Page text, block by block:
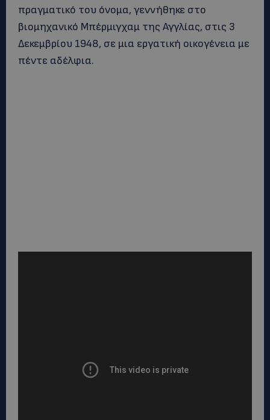
πραγματικό του όνομα, γεννήθηκε στο
βιομηχανικό Μπέρμιγχαμ της Αγγλίας, στις 3
Δεκεμβρίου 1948, σε μια εργατική οικογένεια με
πέντε αδέλφια.